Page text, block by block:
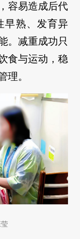
容易造成后代
早熟、发育异
。减重成功只
食与运动，稳
理。